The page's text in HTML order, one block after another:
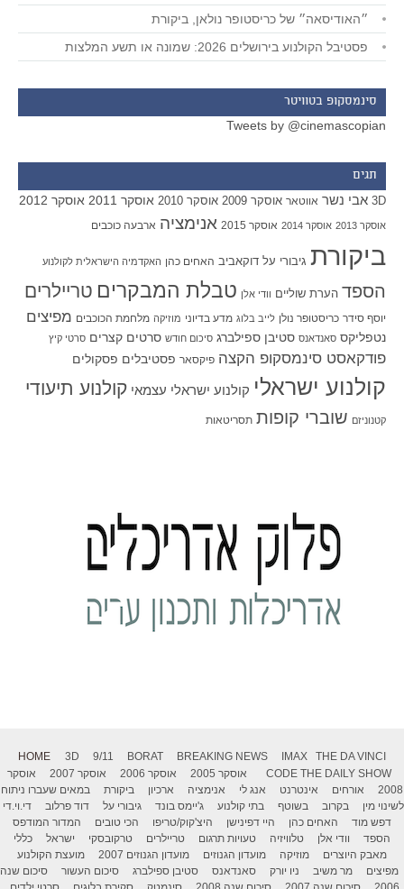
״האודיסאה״ של כריסטופר נולאן, ביקורת
פסטיבל הקולנוע בירושלים 2026: שמונה או תשע המלצות
סינמסקופ בטוויטר
Tweets by @cinemascopian
תגים
3D אבי נשר אווטאר אוסקר 2009 אוסקר 2010 אוסקר 2011 אוסקר 2012
אוסקר 2013 אוסקר 2014 אוסקר 2015 אנימציה ארבעה כוכבים
ביקורת גיבורי על דוקאביב האחים כהן האקדמיה הישראלית לקולנוע
הספד הערת שוליים וודי אלן טבלת המבקרים טריילרים
יוסף סידר כריסטופר נולן לייב בלוג מדע בדיוני מוזיקה מלחמת הכוכבים מפיצים
נטפליקס סאנדאנס סטיבן ספילברג סיכום חודש סרטים קצרים סרטי קיץ
פודקאסט סינמסקופ הקצה פיקסאר פסטיבלים פסקולים
קולנוע ישראלי קולנוע ישראלי עצמאי קולנוע תיעודי
קטנוניזם שוברי קופות תסריטאות
HOME 3D 9/11 BORAT BREAKING NEWS IMAX
THE DA VINCI
CODE THE DAILY SHOW אוסקר 2005 אוסקר 2006 אוסקר 2007
אוסקר
2008
אורחים אינטרנט אנג לי אנימציה ארכיון ביקורת
במאים שעברו ניתוח
לשינוי מין
בקרוב בשוטף בתי קולנוע ג'יימס בונד גיבורי על דוד פרלוב
די.וי.די
דפש מוד
האחים כהן היי דפינישן היצ'קוק/טריפו הכי טובים
המדור המודפס
הספד
וודי אלן טלוויזיה טעויות תרגום טריילרים טרקובסקי ישראל
כללי
מאבק היוצרים
מוזיקה מועדון הגנוזים מועדון הגנוזים 2007
מועצת הקולנוע
מפיצים
מר משיב ניו יורק סאנדאנס סטיבן ספילברג סיכום העשור
סיכום שנה